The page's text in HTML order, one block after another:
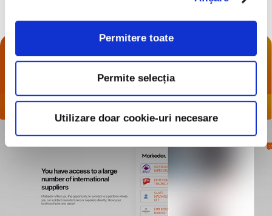
Permitere toate
Permite selecția
Utilizare doar cookie-uri necesare